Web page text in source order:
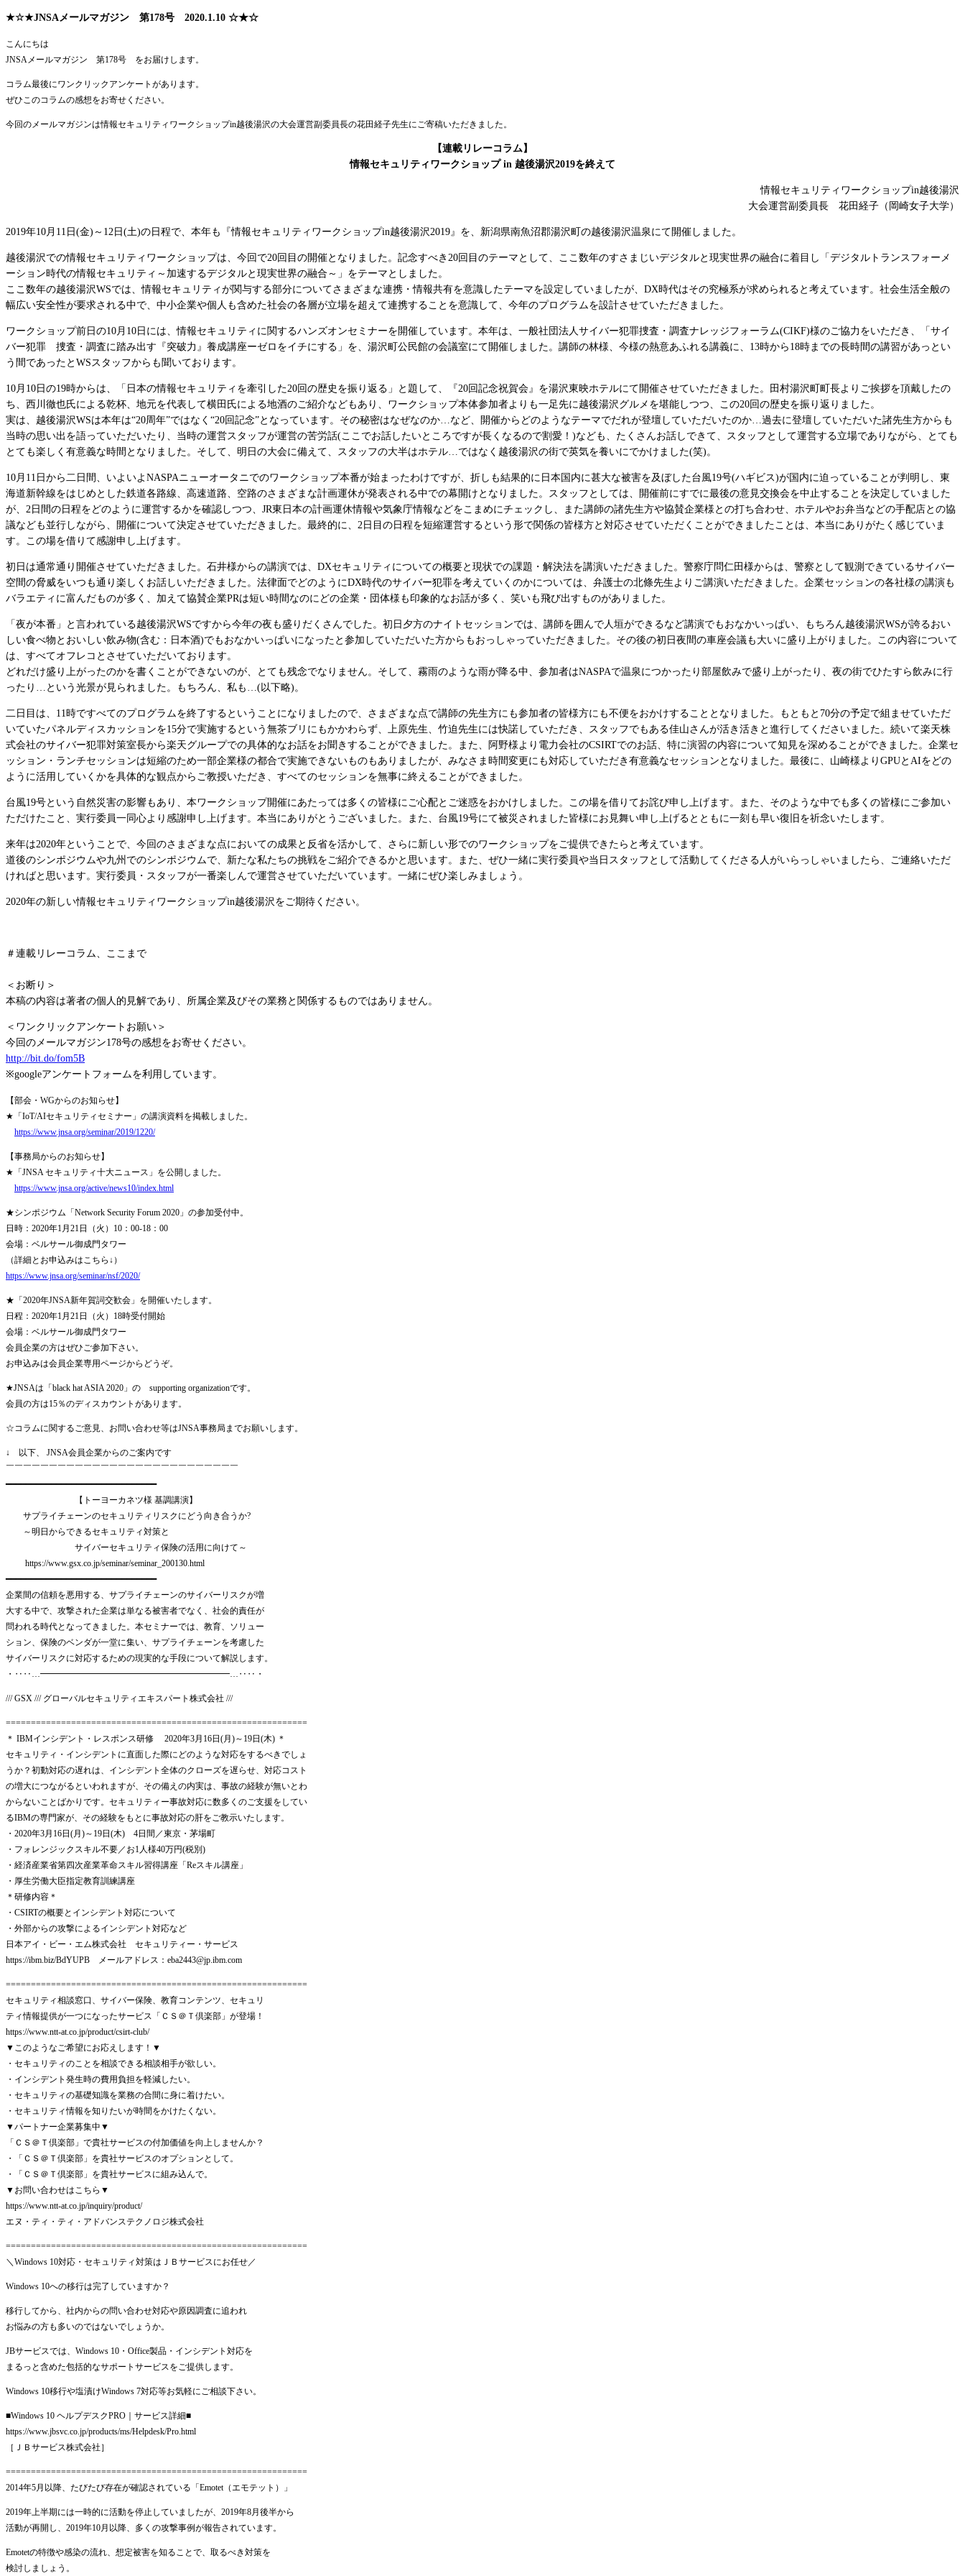
★☆★JNSAメールマガジン 第178号 2020.1.10 ☆★☆
こんにちは
JNSAメールマガジン 第178号 をお届けします。
コラム最後にワンクリックアンケートがあります。
ぜひこのコラムの感想をお寄せください。
今回のメールマガジンは情報セキュリティワークショップin越後湯沢の大会運営副委員長の花田経子先生にご寄稿いただきました。
【連載リレーコラム】
情報セキュリティワークショップ in 越後湯沢2019を終えて
情報セキュリティワークショップin越後湯沢
大会運営副委員長 花田経子（岡崎女子大学）
2019年10月11日(金)～12日(土)の日程で、本年も『情報セキュリティワークショップin越後湯沢2019』を、新潟県南魚沼郡湯沢町の越後湯沢温泉にて開催しました。
越後湯沢での情報セキュリティワークショップは、今回で20回目の開催となりました。記念すべき20回目のテーマとして、ここ数年のすさまじいデジタルと現実世界の融合に着目し「デジタルトランスフォーメ
ーション時代の情報セキュリティ～加速するデジタルと現実世界の融合～」をテーマとしました。
ここ数年の越後湯沢WSでは、情報セキュリティが関与する部分についてさまざまな連携・情報共有を意識したテーマを設定していましたが、DX時代はその究極系が求められると考えています。社会生活全般の
幅広い安全性が要求される中で、中小企業や個人も含めた社会の各層が立場を超えて連携することを意識して、今年のプログラムを設計させていただきました。
ワークショップ前日の10月10日には、情報セキュリティに関するハンズオンセミナーを開催しています。本年は、一般社団法人サイバー犯罪捜査・調査ナレッジフォーラム(CIKF)様のご協力をいただき、「サイ
バー犯罪 捜査・調査に踏み出す『突破力』養成講座ーゼロをイチにする」を、湯沢町公民館の会議室にて開催しました。講師の林様、今様の熱意あふれる講義に、13時から18時までの長時間の講習があっとい
う間であったとWSスタッフからも聞いております。
10月10日の19時からは、「日本の情報セキュリティを牽引した20回の歴史を振り返る」と題して、『20回記念祝賀会』を湯沢東映ホテルにて開催させていただきました。田村湯沢町町長よりご挨拶を頂戴したの
ち、西川徹也氏による乾杯、地元を代表して横田氏による地酒のご紹介などもあり、ワークショップ本体参加者よりも一足先に越後湯沢グルメを堪能しつつ、この20回の歴史を振り返りました。
実は、越後湯沢WSは本年は“20周年”ではなく“20回記念”となっています。その秘密はなぜなのか…など、開催からどのようなテーマでだれが登壇していただいたのか…過去に登壇していただいた諸先生方からも
当時の思い出を語っていただいたり、当時の運営スタッフが運営の苦労話(ここでお話したいところですが長くなるので割愛！)なども、たくさんお話しできて、スタッフとして運営する立場でありながら、とても
とても楽しく有意義な時間となりました。そして、明日の大会に備えて、スタッフの大半はホテル…ではなく越後湯沢の街で英気を養いにでかけました(笑)。
10月11日から二日間、いよいよNASPAニューオータニでのワークショップ本番が始まったわけですが、折しも結果的に日本国内に甚大な被害を及ぼした台風19号(ハギビス)が国内に迫っていることが判明し、東
海道新幹線をはじめとした鉄道各路線、高速道路、空路のさまざまな計画運休が発表される中での幕開けとなりました。スタッフとしては、開催前にすでに最後の意見交換会を中止することを決定していました
が、2日間の日程をどのように運営するかを確認しつつ、JR東日本の計画運休情報や気象庁情報などをこまめにチェックし、また講師の諸先生方や協賛企業様との打ち合わせ、ホテルやお弁当などの手配店との協
議なども並行しながら、開催について決定させていただきました。最終的に、2日目の日程を短縮運営するという形で関係の皆様方と対応させていただくことができましたことは、本当にありがたく感じていま
す。この場を借りて感謝申し上げます。
初日は通常通り開催させていただきました。石井様からの講演では、DXセキュリティについての概要と現状での課題・解決法を講演いただきました。警察庁問仁田様からは、警察として観測できているサイバー
空間の脅威をいつも通り楽しくお話しいただきました。法律面でどのようにDX時代のサイバー犯罪を考えていくのかについては、弁護士の北條先生よりご講演いただきました。企業セッションの各社様の講演も
バラエティに富んだものが多く、加えて協賛企業PRは短い時間なのにどの企業・団体様も印象的なお話が多く、笑いも飛び出すものがありました。
「夜が本番」と言われている越後湯沢WSですから今年の夜も盛りだくさんでした。初日夕方のナイトセッションでは、講師を囲んで人垣ができるなど講演でもおなかいっぱい、もちろん越後湯沢WSが誇るおい
しい食べ物とおいしい飲み物(含む：日本酒)でもおなかいっぱいになったと参加していただいた方からもおっしゃっていただきました。その後の初日夜間の車座会議も大いに盛り上がりました。この内容について
は、すべてオフレコとさせていただいております。
どれだけ盛り上がったのかを書くことができないのが、とても残念でなりません。そして、霧雨のような雨が降る中、参加者はNASPAで温泉につかったり部屋飲みで盛り上がったり、夜の街でひたすら飲みに行
ったり…という光景が見られました。もちろん、私も…(以下略)。
二日目は、11時ですべてのプログラムを終了するということになりましたので、さまざまな点で講師の先生方にも参加者の皆様方にも不便をおかけすることとなりました。もともと70分の予定で組ませていただ
いていたパネルディスカッションを15分で実施するという無茶ブリにもかかわらず、上原先生、竹迫先生には快諾していただき、スタッフでもある佳山さんが活き活きと進行してくださいました。続いて楽天株
式会社のサイバー犯罪対策室長から楽天グループでの具体的なお話をお聞きすることができました。また、阿野様より電力会社のCSIRTでのお話、特に演習の内容について知見を深めることができました。企業セ
ッション・ランチセッションは短縮のため一部企業様の都合で実施できないものもありましたが、みなさま時間変更にも対応していただき有意義なセッションとなりました。最後に、山崎様よりGPUとAIをどの
ように活用していくかを具体的な観点からご教授いただき、すべてのセッションを無事に終えることができました。
台風19号という自然災害の影響もあり、本ワークショップ開催にあたっては多くの皆様にご心配とご迷惑をおかけしました。この場を借りてお詫び申し上げます。また、そのような中でも多くの皆様にご参加い
ただけたこと、実行委員一同心より感謝申し上げます。本当にありがとうございました。また、台風19号にて被災されました皆様にお見舞い申し上げるとともに一刻も早い復旧を祈念いたします。
来年は2020年ということで、今回のさまざまな点においての成果と反省を活かして、さらに新しい形でのワークショップをご提供できたらと考えています。
道後のシンポジウムや九州でのシンポジウムで、新たな私たちの挑戦をご紹介できるかと思います。また、ぜひ一緒に実行委員や当日スタッフとして活動してくださる人がいらっしゃいましたら、ご連絡いただ
ければと思います。実行委員・スタッフが一番楽しんで運営させていただいています。一緒にぜひ楽しみましょう。
2020年の新しい情報セキュリティワークショップin越後湯沢をご期待ください。
＃連載リレーコラム、ここまで
＜お断り＞
本稿の内容は著者の個人的見解であり、所属企業及びその業務と関係するものではありません。
＜ワンクリックアンケートお願い＞
今回のメールマガジン178号の感想をお寄せください。
http://bit.do/fom5B
※googleアンケートフォームを利用しています。
【部会・WGからのお知らせ】
★「IoT/AIセキュリティセミナー」の講演資料を掲載しました。
https://www.jnsa.org/seminar/2019/1220/
【事務局からのお知らせ】
★「JNSA セキュリティ十大ニュース」を公開しました。
https://www.jnsa.org/active/news10/index.html
★シンポジウム「Network Security Forum 2020」の参加受付中。
日時：2020年1月21日（火）10：00-18：00
会場：ベルサール御成門タワー
（詳細とお申込みはこちら↓）
https://www.jnsa.org/seminar/nsf/2020/
★「2020年JNSA新年賀詞交歓会」を開催いたします。
日程：2020年1月21日（火）18時受付開始
会場：ベルサール御成門タワー
会員企業の方はぜひご参加下さい。
お申込みは会員企業専用ページからどうぞ。
★JNSAは「black hat ASIA 2020」の supporting organizationです。
会員の方は15％のディスカウントがあります。
☆コラムに関するご意見、お問い合わせ等はJNSA事務局までお願いします。
↓ 以下、 JNSA会員企業からのご案内です
￣￣￣￣￣￣￣￣￣￣￣￣￣￣￣￣￣￣￣￣￣￣￣￣￣￣￣
━━━━━━━━━━━━━━━━━━━━━━━━━━━━━━
【トーヨーカネツ様 基調講演】
サプライチェーンのセキュリティリスクにどう向き合うか?
～明日からできるセキュリティ対策と
サイバーセキュリティ保険の活用に向けて～
https://www.gsx.co.jp/seminar/seminar_200130.html
━━━━━━━━━━━━━━━━━━━━━━━━━━━━━━
企業間の信頼を悪用する、サプライチェーンのサイバーリスクが増
大する中で、攻撃された企業は単なる被害者でなく、社会的責任が
問われる時代となってきました。本セミナーでは、教育、ソリュー
ション、保険のベンダが一堂に集い、サプライチェーンを考慮した
サイバーリスクに対応するための現実的な手段について解説します。
・‥‥…━━━━━━━━━━━━━━━━━━━━━━…‥‥・
/// GSX /// グローバルセキュリティエキスパート株式会社 ///
============================================================
＊ IBMインシデント・レスポンス研修 2020年3月16日(月)～19日(木) ＊
セキュリティ・インシデントに直面した際にどのような対応をするべきでしょ
うか？初動対応の遅れは、インシデント全体のクローズを遅らせ、対応コスト
の増大につながるといわれますが、その備えの内実は、事故の経験が無いとわ
からないことばかりです。セキュリティー事故対応に数多くのご支援をしてい
るIBMの専門家が、その経験をもとに事故対応の肝をご教示いたします。
・2020年3月16日(月)～19日(木) 4日間／東京・茅場町
・フォレンジックスキル不要／お1人様40万円(税別)
・経済産業省第四次産業革命スキル習得講座「Reスキル講座」
・厚生労働大臣指定教育訓練講座
＊研修内容＊
・CSIRTの概要とインシデント対応について
・外部からの攻撃によるインシデント対応など
日本アイ・ビー・エム株式会社 セキュリティー・サービス
https://ibm.biz/BdYUPB メールアドレス：eba2443@jp.ibm.com
============================================================
セキュリティ相談窓口、サイバー保険、教育コンテンツ、セキュリ
ティ情報提供が一つになったサービス「ＣＳ＠Ｔ倶楽部」が登場！
https://www.ntt-at.co.jp/product/csirt-club/
▼このようなご希望にお応えします！▼
・セキュリティのことを相談できる相談相手が欲しい。
・インシデント発生時の費用負担を軽減したい。
・セキュリティの基礎知識を業務の合間に身に着けたい。
・セキュリティ情報を知りたいが時間をかけたくない。
▼パートナー企業募集中▼
「ＣＳ＠Ｔ倶楽部」で貴社サービスの付加価値を向上しませんか？
・「ＣＳ＠Ｔ倶楽部」を貴社サービスのオプションとして。
・「ＣＳ＠Ｔ倶楽部」を貴社サービスに組み込んで。
▼お問い合わせはこちら▼
https://www.ntt-at.co.jp/inquiry/product/
エヌ・ティ・ティ・アドバンステクノロジ株式会社
============================================================
＼Windows 10対応・セキュリティ対策はＪＢサービスにお任せ／
Windows 10への移行は完了していますか？
移行してから、社内からの問い合わせ対応や原因調査に追われ
お悩みの方も多いのではないでしょうか。
JBサービスでは、Windows 10・Office製品・インシデント対応を
まるっと含めた包括的なサポートサービスをご提供します。
Windows 10移行や塩漬けWindows 7対応等お気軽にご相談下さい。
■Windows 10 ヘルプデスクPRO｜サービス詳細■
https://www.jbsvc.co.jp/products/ms/Helpdesk/Pro.html
［ＪＢサービス株式会社］
============================================================
2014年5月以降、たびたび存在が確認されている「Emotet（エモテット）」
2019年上半期には一時的に活動を停止していましたが、2019年8月後半から
活動が再開し、2019年10月以降、多くの攻撃事例が報告されています。
Emotetの特徴や感染の流れ、想定被害を知ることで、取るべき対策を
検討しましょう。